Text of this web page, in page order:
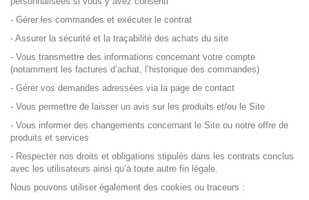
- Gérer les commandes et exécuter le contrat
- Assurer la sécurité et la traçabilité des achats du site
- Vous transmettre des informations concernant votre compte
(notamment les factures d’achat, l’historique des commandes)
- Gérer vos demandes adressées via la page de contact
- Vous permettre de laisser un avis sur les produits et/ou le Site
- Vous informer des changements concernant le Site ou notre offre de
produits et services
- Respecter nos droits et obligations stipulés dans les contrats conclus
avec les utilisateurs ainsi qu’à toute autre fin légale.
Nous pouvons utiliser également des cookies ou traceurs :